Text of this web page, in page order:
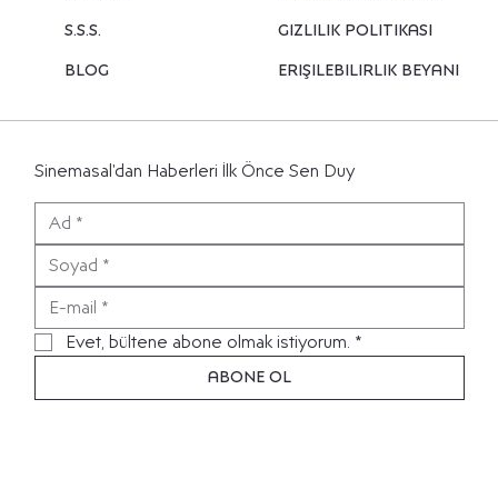
Sinemasal'dan Haberleri İlk Önce Sen Duy
Evet, bültene abone olmak istiyorum. *
ABONE OL
Gizlilik Politikası
Erişilebilirlik Beyanı
S.S.S.
Blog